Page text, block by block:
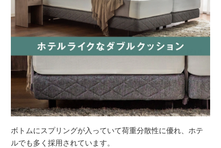
ボトムにスプリングが入っていて荷重分散性に優れ、ホテ
ルでも多く採用されています。